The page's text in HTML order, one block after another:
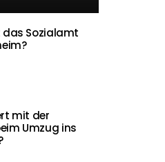
Sozialamt
mit der
Umzug ins